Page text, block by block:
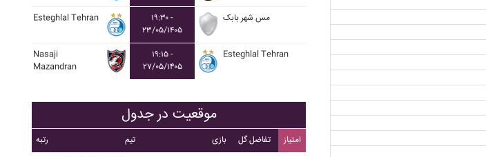
Esteghlal Tehran
۱۹:۳۰ -
۲۳/۰۵/۱۴۰۵
مس شهر بابک
Nasaji
Mazandran
۱۹:۱۵ -
۲۷/۰۵/۱۴۰۵
Esteghlal Tehran
موقعیت در جدول
رتبه تیم بازی تفاضل گل
امتیاز